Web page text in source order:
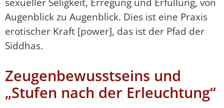
Augenblick zu Augenblick. Dies ist eine Praxis
erotischer Kraft [power], das ist der Pfad der
Siddhas.
Zeugenbewusstseins und
„Stufen nach der Erleuchtung“